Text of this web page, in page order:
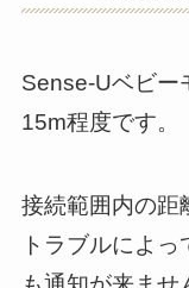
Sense-Uベビー
15m程度です。
接続範囲内の距
トラブルによ